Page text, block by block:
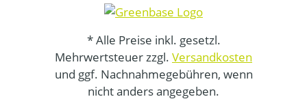
* Alle Preise inkl. gesetzl.
Mehrwertsteuer zzgl. Versandkosten
und ggf. Nachnahmegebühren, wenn
nicht anders angegeben.